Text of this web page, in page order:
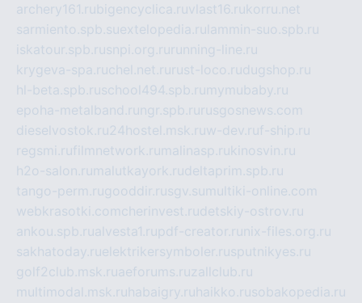
archery161.rubigencyclica.ruvlast16.rukorru.net
sarmiento.spb.suextelopedia.ru lammin-suo.spb.ru
iskatour.spb.rusnpi.org.ru running-line.ru
krygeva-spa.ruchel.net.ru rust-loco.rudugshop.ru
hl-beta.spb.ruschool494.spb.ru mymubaby.ru
epoha-metalband.ru ngr.spb.ru rusgosnews.com
dieselvostok.ru24hostel.msk.ruw-dev.ruf-ship.ru
regsmi.rufilmnetwork.ru malinasp.rukinosvin.ru
h2o-salon.ru malutkayork.rudeltaprim.spb.ru
tango-perm.rugooddir.rusgv.su multiki-online.com
webkrasotki.comcherinvest.rudetskiy-ostrov.ru
ankou.spb.rualvesta1.rupdf-creator.ru nix-files.org.ru
sakhatoday.ruelektrikersymboler.rusputnikyes.ru
golf2club.msk.ruaeforums.ruzallclub.ru
multimodal.msk.ru habaigry.ru haikko.rusobakopedia.ru